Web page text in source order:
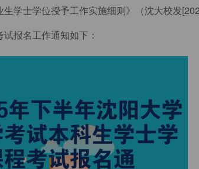
学士学位授予工作实施细则》（沈大校发
报名工作通知如下：